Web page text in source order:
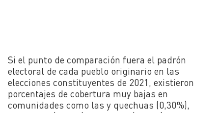
Si el punto de comparación fuera el padrón
electoral de cada pueblo originario en las
elecciones constituyentes de 2021, existieron
porcentajes de cobertura muy bajas en
comunidades como las y quechuas (0,30%),